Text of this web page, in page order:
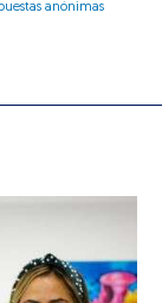
anónimas